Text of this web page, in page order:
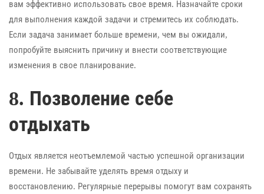
вам эффективно использовать свое время. Назначайте сроки
для выполнения каждой задачи и стремитесь их соблюдать.
Если задача занимает больше времени, чем вы ожидали,
попробуйте выяснить причину и внести соответствующие
изменения в свое планирование.
8. Позволение себе
отдыхать
Отдых является неотъемлемой частью успешной организации
времени. Не забывайте уделять время отдыху и
восстановлению. Регулярные перерывы помогут вам сохранять